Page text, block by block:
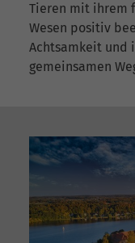
Tieren mit ihrem
Wesen positiv
Achtsamkeit und
gemeinsamen